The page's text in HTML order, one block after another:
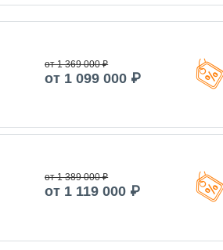
от 1 369 000 ₽
от 1 099 000 ₽
от 1 389 000 ₽
от 1 119 000 ₽